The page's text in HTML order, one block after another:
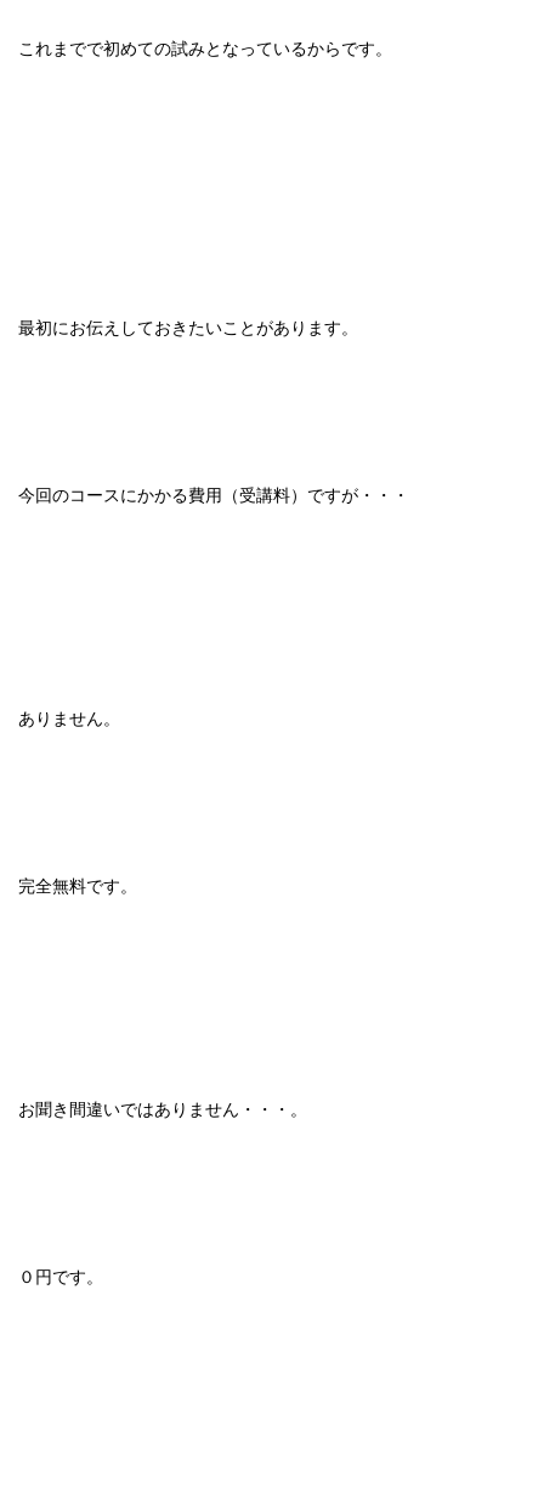
これまでで初めての試みとなっているからです。
最初にお伝えしておきたいことがあります。
今回のコースにかかる費用（受講料）ですが・・・
ありません。
完全無料です。
お聞き間違いではありません・・・。
０円です。